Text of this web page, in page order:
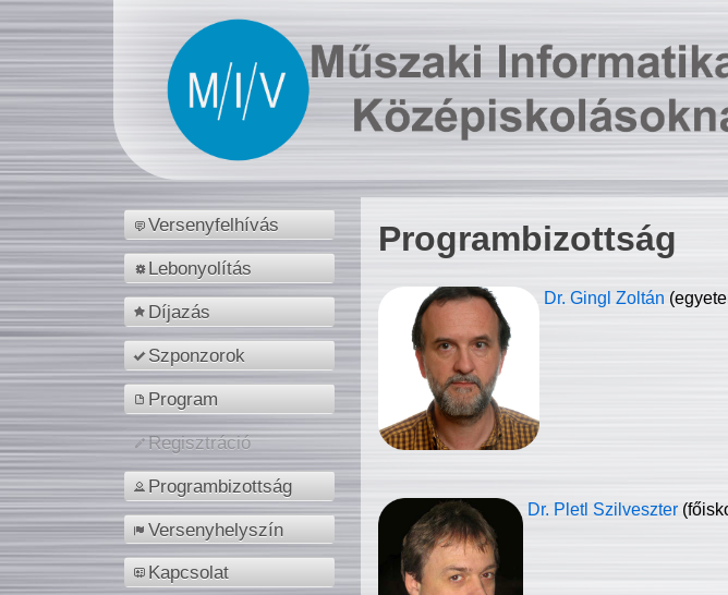
Versenyfelhívás
Lebonyolítás
Díjazás
Szponzorok
Program
Regisztráció
Programbizottság
Versenyhelyszín
Kapcsolat
Programbizottság
Dr. Gingl Zoltán
Dr. Pletl Szilveszter